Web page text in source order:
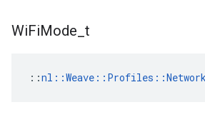
WiFiMode t
::